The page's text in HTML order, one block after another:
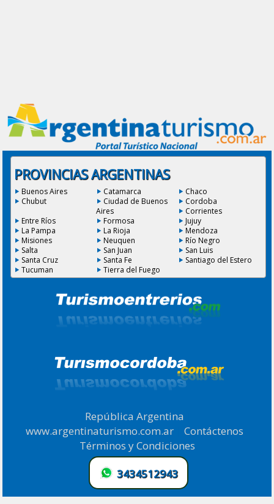
PROVINCIAS ARGENTINAS
Buenos Aires Catamarca
Chaco
Chubut
Ciudad de Buenos
Aires
Cordoba
Corrientes
Entre Ríos
Formosa
Jujuy
La Pampa
La Rioja
Mendoza
Misiones
Neuquen
Río Negro
Salta
San Juan
San Luis
Santa Cruz
Santa Fe
Santiago del Estero
Tucuman
Tierra del Fuego
República Argentina
www.argentinaturismo.com.ar| Contáctenos
Términos y Condiciones
3434512943